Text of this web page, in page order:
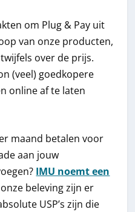
om Plug & Pay uit
van onze producten,
over de prijs.
(veel) goedkopere
online af te laten
maand betalen voor
aan jouw
IMU noemt een
beleving zijn er
USP’s zijn die